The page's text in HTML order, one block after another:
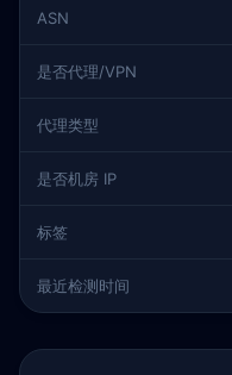
ASN
是否代理/VPN
代理类型
是否机房 IP
标签
最近检测时间